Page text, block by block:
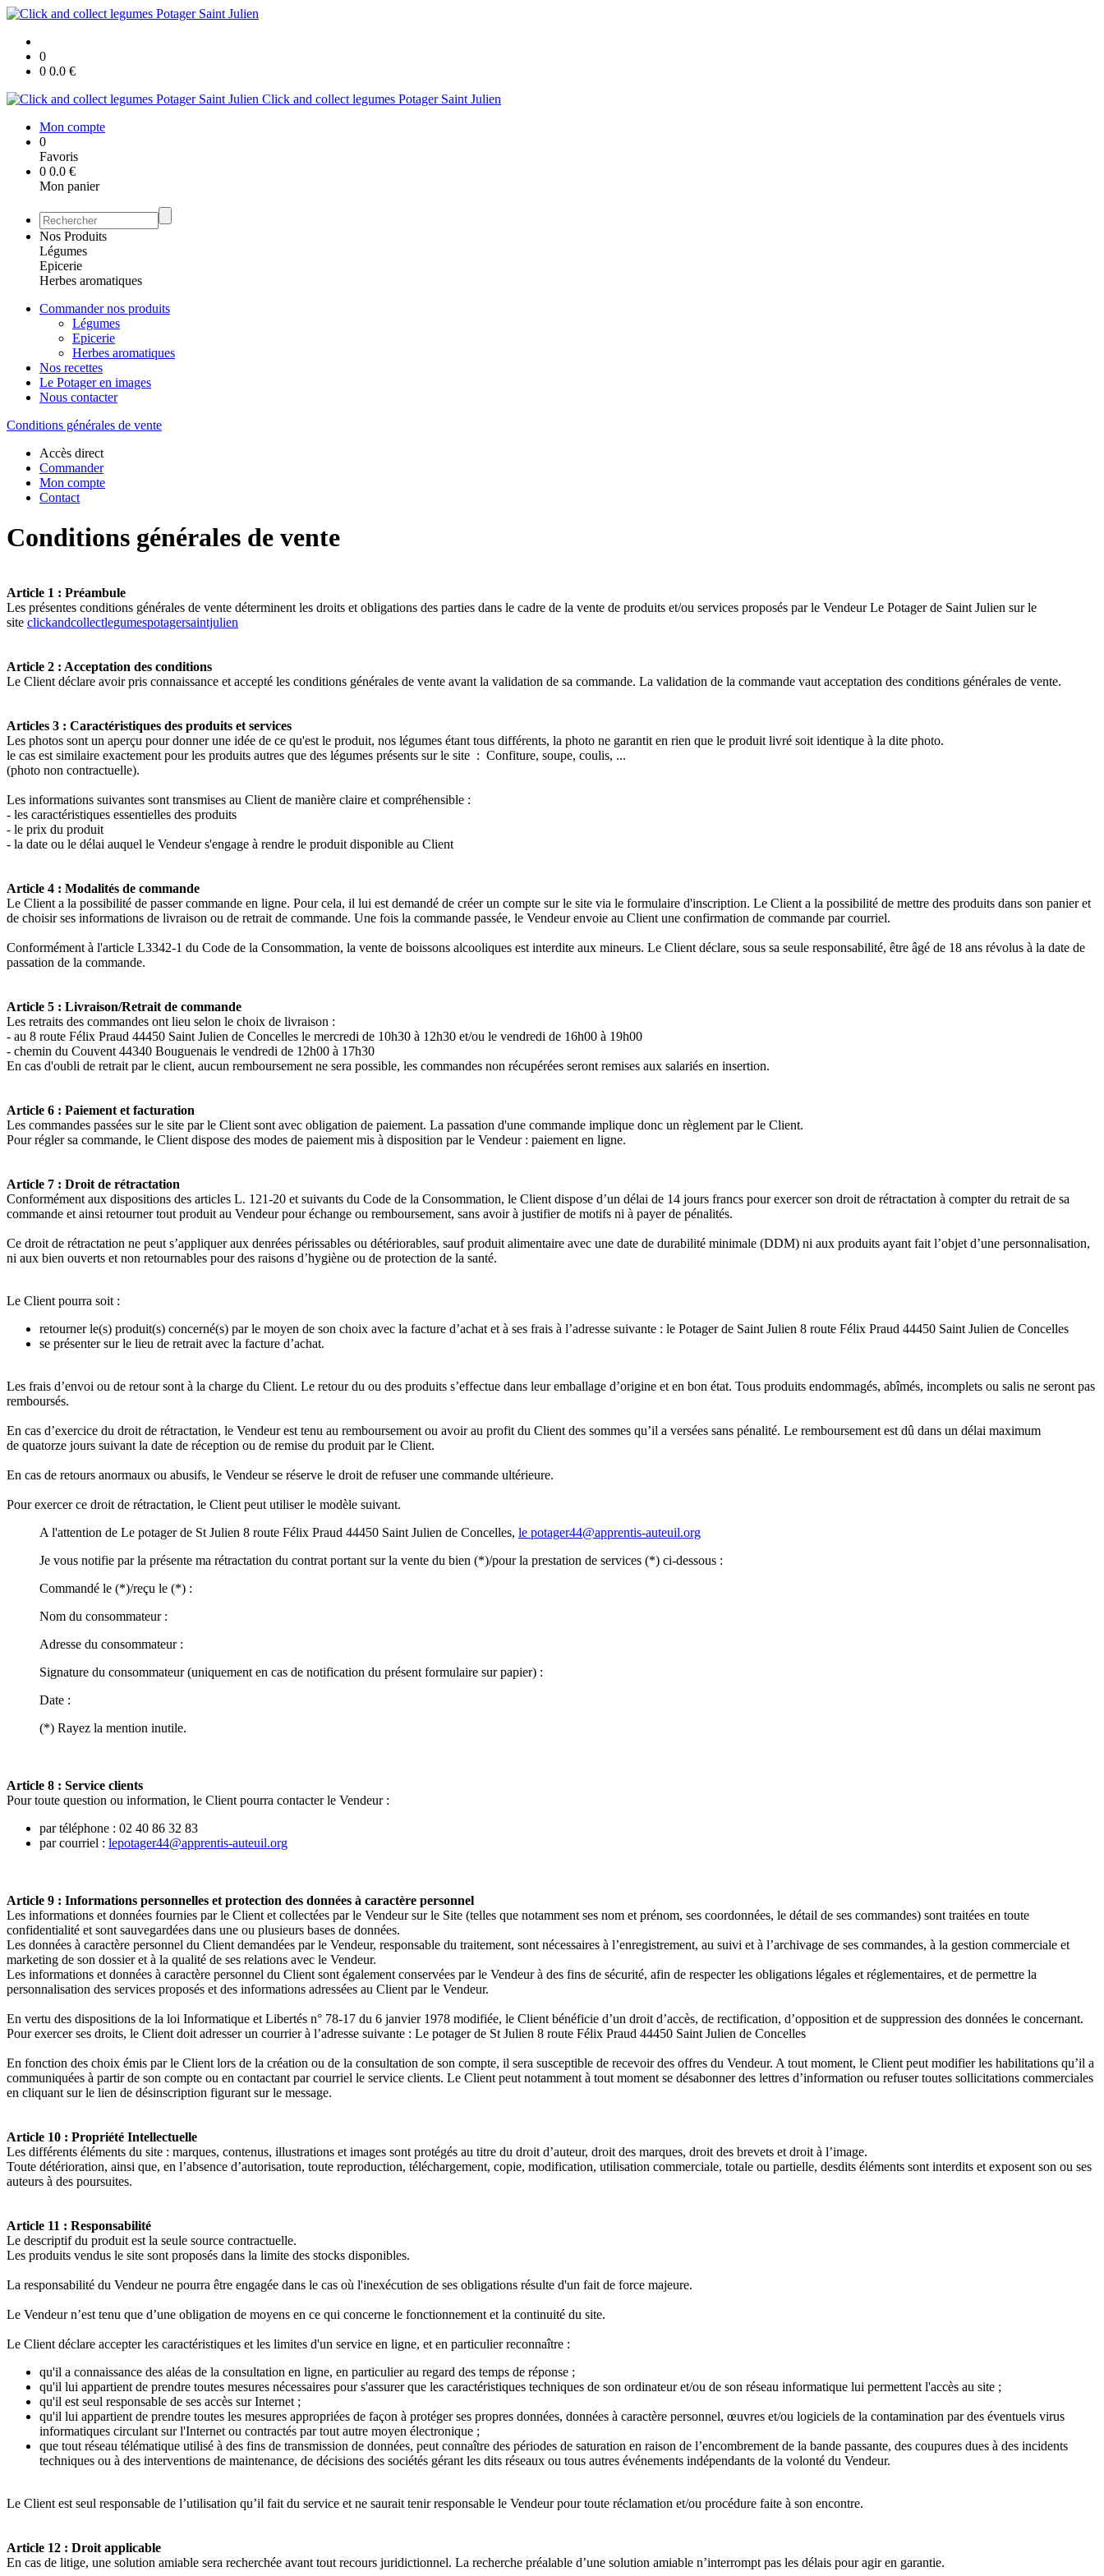
0
0 0.0 €
Click and collect legumes Potager Saint Julien
Mon compte
0
Favoris
0 0.0 €
Mon panier
Nos Produits
Légumes
Epicerie
Herbes aromatiques
Commander nos produits
Légumes
Epicerie
Herbes aromatiques
Nos recettes
Le Potager en images
Nous contacter
Conditions générales de vente
Accès direct
Commander
Mon compte
Contact
Conditions générales de vente
Article 1 : Préambule
Les présentes conditions générales de vente déterminent les droits et obligations des parties dans le cadre de la vente de produits et/ou services proposés par le Vendeur Le Potager de Saint Julien sur le
site clickandcollectlegumespotagersaintjulien
Article 2 : Acceptation des conditions
Le Client déclare avoir pris connaissance et accepté les conditions générales de vente avant la validation de sa commande. La validation de la commande vaut acceptation des conditions générales de vente.
Articles 3 : Caractéristiques des produits et services
Les photos sont un aperçu pour donner une idée de ce qu'est le produit, nos légumes étant tous différents, la photo ne garantit en rien que le produit livré soit identique à la dite photo.
le cas est similaire exactement pour les produits autres que des légumes présents sur le site : Confiture, soupe, coulis, ...
(photo non contractuelle).
Les informations suivantes sont transmises au Client de manière claire et compréhensible :
- les caractéristiques essentielles des produits
- le prix du produit
- la date ou le délai auquel le Vendeur s'engage à rendre le produit disponible au Client
Article 4 : Modalités de commande
Le Client a la possibilité de passer commande en ligne. Pour cela, il lui est demandé de créer un compte sur le site via le formulaire d'inscription. Le Client a la possibilité de mettre des produits dans son panier et
de choisir ses informations de livraison ou de retrait de commande. Une fois la commande passée, le Vendeur envoie au Client une confirmation de commande par courriel.
Conformément à l'article L3342-1 du Code de la Consommation, la vente de boissons alcooliques est interdite aux mineurs. Le Client déclare, sous sa seule responsabilité, être âgé de 18 ans révolus à la date de
passation de la commande.
Article 5 : Livraison/Retrait de commande
Les retraits des commandes ont lieu selon le choix de livraison :
- au 8 route Félix Praud 44450 Saint Julien de Concelles le mercredi de 10h30 à 12h30 et/ou le vendredi de 16h00 à 19h00
- chemin du Couvent 44340 Bouguenais le vendredi de 12h00 à 17h30
En cas d'oubli de retrait par le client, aucun remboursement ne sera possible, les commandes non récupérées seront remises aux salariés en insertion.
Article 6 : Paiement et facturation
Les commandes passées sur le site par le Client sont avec obligation de paiement. La passation d'une commande implique donc un règlement par le Client.
Pour régler sa commande, le Client dispose des modes de paiement mis à disposition par le Vendeur : paiement en ligne.
Article 7 : Droit de rétractation
Conformément aux dispositions des articles L. 121-20 et suivants du Code de la Consommation, le Client dispose d’un délai de 14 jours francs pour exercer son droit de rétractation à compter du retrait de sa
commande et ainsi retourner tout produit au Vendeur pour échange ou remboursement, sans avoir à justifier de motifs ni à payer de pénalités.
Ce droit de rétractation ne peut s’appliquer aux denrées périssables ou détériorables, sauf produit alimentaire avec une date de durabilité minimale (DDM) ni aux produits ayant fait l’objet d’une personnalisation,
ni aux bien ouverts et non retournables pour des raisons d’hygiène ou de protection de la santé.
Le Client pourra soit :
retourner le(s) produit(s) concerné(s) par le moyen de son choix avec la facture d’achat et à ses frais à l’adresse suivante : le Potager de Saint Julien 8 route Félix Praud 44450 Saint Julien de Concelles
se présenter sur le lieu de retrait avec la facture d’achat.
Les frais d’envoi ou de retour sont à la charge du Client. Le retour du ou des produits s’effectue dans leur emballage d’origine et en bon état. Tous produits endommagés, abîmés, incomplets ou salis ne seront pas
remboursés.
En cas d’exercice du droit de rétractation, le Vendeur est tenu au remboursement ou avoir au profit du Client des sommes qu’il a versées sans pénalité. Le remboursement est dû dans un délai maximum
de quatorze jours suivant la date de réception ou de remise du produit par le Client.
En cas de retours anormaux ou abusifs, le Vendeur se réserve le droit de refuser une commande ultérieure.
Pour exercer ce droit de rétractation, le Client peut utiliser le modèle suivant.
A l'attention de Le potager de St Julien 8 route Félix Praud 44450 Saint Julien de Concelles, le potager44@apprentis-auteuil.org
Je vous notifie par la présente ma rétractation du contrat portant sur la vente du bien (*)/pour la prestation de services (*) ci-dessous :
Commandé le (*)/reçu le (*) :
Nom du consommateur :
Adresse du consommateur :
Signature du consommateur (uniquement en cas de notification du présent formulaire sur papier) :
Date :
(*) Rayez la mention inutile.
Article 8 : Service clients
Pour toute question ou information, le Client pourra contacter le Vendeur :
par téléphone : 02 40 86 32 83
par courriel : lepotager44@apprentis-auteuil.org
Article 9 : Informations personnelles et protection des données à caractère personnel
Les informations et données fournies par le Client et collectées par le Vendeur sur le Site (telles que notamment ses nom et prénom, ses coordonnées, le détail de ses commandes) sont traitées en toute
confidentialité et sont sauvegardées dans une ou plusieurs bases de données.
Les données à caractère personnel du Client demandées par le Vendeur, responsable du traitement, sont nécessaires à l’enregistrement, au suivi et à l’archivage de ses commandes, à la gestion commerciale et
marketing de son dossier et à la qualité de ses relations avec le Vendeur.
Les informations et données à caractère personnel du Client sont également conservées par le Vendeur à des fins de sécurité, afin de respecter les obligations légales et réglementaires, et de permettre la
personnalisation des services proposés et des informations adressées au Client par le Vendeur.
En vertu des dispositions de la loi Informatique et Libertés n° 78-17 du 6 janvier 1978 modifiée, le Client bénéficie d’un droit d’accès, de rectification, d’opposition et de suppression des données le concernant.
Pour exercer ses droits, le Client doit adresser un courrier à l’adresse suivante : Le potager de St Julien 8 route Félix Praud 44450 Saint Julien de Concelles
En fonction des choix émis par le Client lors de la création ou de la consultation de son compte, il sera susceptible de recevoir des offres du Vendeur. A tout moment, le Client peut modifier les habilitations qu’il a
communiquées à partir de son compte ou en contactant par courriel le service clients. Le Client peut notamment à tout moment se désabonner des lettres d’information ou refuser toutes sollicitations commerciales
en cliquant sur le lien de désinscription figurant sur le message.
Article 10 : Propriété Intellectuelle
Les différents éléments du site : marques, contenus, illustrations et images sont protégés au titre du droit d’auteur, droit des marques, droit des brevets et droit à l’image.
Toute détérioration, ainsi que, en l’absence d’autorisation, toute reproduction, téléchargement, copie, modification, utilisation commerciale, totale ou partielle, desdits éléments sont interdits et exposent son ou ses
auteurs à des poursuites.
Article 11 : Responsabilité
Le descriptif du produit est la seule source contractuelle.
Les produits vendus le site sont proposés dans la limite des stocks disponibles.
La responsabilité du Vendeur ne pourra être engagée dans le cas où l'inexécution de ses obligations résulte d'un fait de force majeure.
Le Vendeur n’est tenu que d’une obligation de moyens en ce qui concerne le fonctionnement et la continuité du site.
Le Client déclare accepter les caractéristiques et les limites d'un service en ligne, et en particulier reconnaître :
qu'il a connaissance des aléas de la consultation en ligne, en particulier au regard des temps de réponse ;
qu'il lui appartient de prendre toutes mesures nécessaires pour s'assurer que les caractéristiques techniques de son ordinateur et/ou de son réseau informatique lui permettent l'accès au site ;
qu'il est seul responsable de ses accès sur Internet ;
qu'il lui appartient de prendre toutes les mesures appropriées de façon à protéger ses propres données, données à caractère personnel, œuvres et/ou logiciels de la contamination par des éventuels virus
informatiques circulant sur l'Internet ou contractés par tout autre moyen électronique ;
que tout réseau télématique utilisé à des fins de transmission de données, peut connaître des périodes de saturation en raison de l’encombrement de la bande passante, des coupures dues à des incidents
techniques ou à des interventions de maintenance, de décisions des sociétés gérant les dits réseaux ou tous autres événements indépendants de la volonté du Vendeur.
Le Client est seul responsable de l’utilisation qu’il fait du service et ne saurait tenir responsable le Vendeur pour toute réclamation et/ou procédure faite à son encontre.
Article 12 : Droit applicable
En cas de litige, une solution amiable sera recherchée avant tout recours juridictionnel. La recherche préalable d’une solution amiable n’interrompt pas les délais pour agir en garantie.